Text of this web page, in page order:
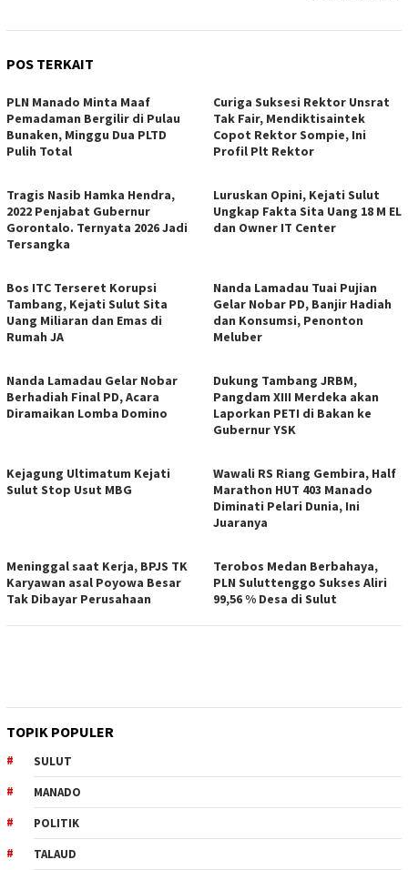
POS TERKAIT
PLN Manado Minta Maaf
Pemadaman Bergilir di Pulau
Bunaken, Minggu Dua PLTD
Pulih Total
Curiga Suksesi Rektor Unsrat
Tak Fair, Mendiktisaintek
Copot Rektor Sompie, Ini
Profil Plt Rektor
Tragis Nasib Hamka Hendra,
2022 Penjabat Gubernur
Gorontalo. Ternyata 2026 Jadi
Tersangka
Luruskan Opini, Kejati Sulut
Ungkap Fakta Sita Uang 18 M EL
dan Owner IT Center
Bos ITC Terseret Korupsi
Tambang, Kejati Sulut Sita
Uang Miliaran dan Emas di
Rumah JA
Nanda Lamadau Tuai Pujian
Gelar Nobar PD, Banjir Hadiah
dan Konsumsi, Penonton
Meluber
Nanda Lamadau Gelar Nobar
Berhadiah Final PD, Acara
Diramaikan Lomba Domino
Dukung Tambang JRBM,
Pangdam XIII Merdeka akan
Laporkan PETI di Bakan ke
Gubernur YSK
Kejagung Ultimatum Kejati
Sulut Stop Usut MBG
Wawali RS Riang Gembira, Half
Marathon HUT 403 Manado
Diminati Pelari Dunia, Ini
Juaranya
Meninggal saat Kerja, BPJS TK
Karyawan asal Poyowa Besar
Tak Dibayar Perusahaan
Terobos Medan Berbahaya,
PLN Suluttenggo Sukses Aliri
99,56 % Desa di Sulut
TOPIK POPULER
SULUT
MANADO
POLITIK
TALAUD